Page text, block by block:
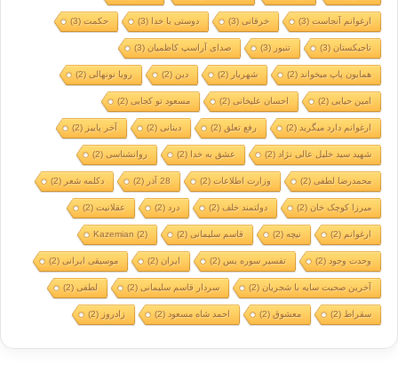
ارغوانم آنجاست(3) خرقانی(3) دوستی با خدا (3) حکمت(3)
تاجیکستان(3) تنبور (3) صدای آراسپ کاظمیان(3)
همایون پاپ میخواند (2) شهریار (2) دین (2) رویا نونهالی(2)
امین حیایی(2) احسان علیخانی(2) مسعود تو کجایی(2)
ارغوانم دارد میگرید (2) رفع تعلق (2) دینانی(2) آخر پاییز (2)
شهید سید خلیل عالی نژاد (2) عشق به خدا (2) روانشناسی(2)
محمدرضا لطفی(2) وزارت اطلاعات(2) 28 آذر (2) دکلمه شعر (2)
میرزا کوچک خان(2) دولتمند خلف(2) درد (2) عقلانیت(2)
ارغوانم (2) نیچه(2) قاسم سلیمانی(2)
Kazemian (2)
وحدت وجود (2) تفسیر سوره یس (2) ایران(2) موسیقی ایرانی(2)
آخرین صحبت سایه با شجریان(2) سردار قاسم سلیمانی(2) لطفی(2)
سقراط (2) معشوق(2) احمد شاه مسعود (2) زادروز (2)